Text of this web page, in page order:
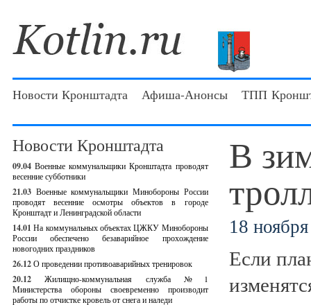
Новости Кронштадта Афиша-Анонсы ТПП
Новости Кронштадта
09.04 Военные коммунальщики Кронштадта проводят
весенние субботники
21.03 Военные коммунальщики Минобороны России
проводят весенние осмотры объектов в городе
Кронштадт и Ленинградской области
14.01 На коммунальных объектах ЦЖКУ Минобороны
России обеспечено безаварийное прохождение
новогодних праздников
26.12О проведении противоаварийных тренировок
20.12
Жилищно-коммунальная служба №1
Министерства обороны своевременно производит
работы по отчистке кровель от снега и наледи
В
18
Если